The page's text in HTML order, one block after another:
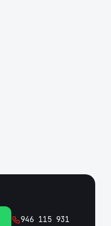
946 115 931